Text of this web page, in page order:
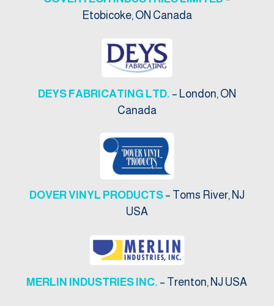
Etobicoke, ON Canada
DEYS FABRICATING LTD. – London, ON
Canada
DOVER VINYL PRODUCTS– Toms River, NJ
USA
MERLIN INDUSTRIES INC. – Trenton, NJ USA